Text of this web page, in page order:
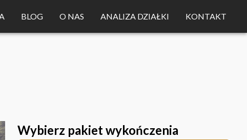
BLOG O NAS ANALIZA DZIAŁKI KONTAKT
Wybierz pakiet wykończenia